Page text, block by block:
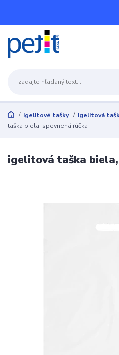
igelitové tašky igelitová
taška biela, spevnená rúčka
igelitová taška